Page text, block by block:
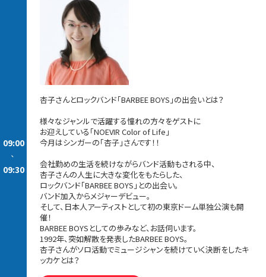
09:00
-
09:30
杏子さんとロックバンド「BARBEE BOYS」の出会いとは？
様々なジャンルで活躍する憧れの方々をゲストに
お迎えしている「NOEVIR Color of Life」
今月はシンガーの「杏子」さんです！！
会社勤めの生活を続けながらバンド活動もされる中、
杏子さんの人生に大きな変化をもたらした、
ロックバンド「BARBEE BOYS」との出会い。
バンド加入からメジャーデビュー。
そして、日本人アーティストとして初の東京ドーム単独公演も開
催！
BARBEE BOYSとしての歩みなど、お話伺います。
1992年、突如解散を発表したBARBEE BOYS。
杏子さんがソロ活動でミュージシャンを続けていく決断をしたキ
ッカケとは？